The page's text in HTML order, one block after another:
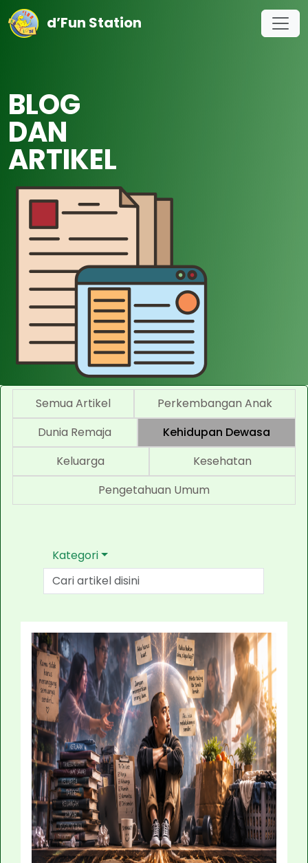
d’Fun Station
BLOG
DAN
ARTIKEL
Semua Artikel
Perkembangan Anak
Dunia Remaja
Kehidupan Dewasa
Keluarga
Kesehatan
Pengetahuan Umum
Kategori